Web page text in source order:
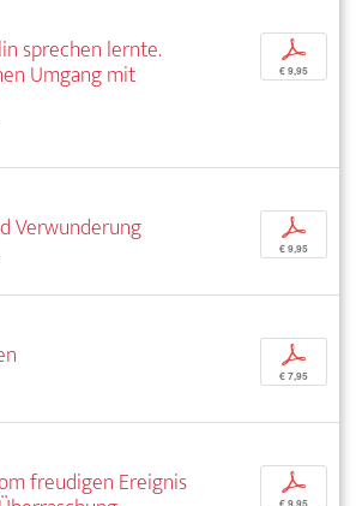
sprechen lernte.
Umgang mit
p
€ 9,95
Verwunderung
p
€ 9,95
p
€ 7,95
freudigen Ereignis
p